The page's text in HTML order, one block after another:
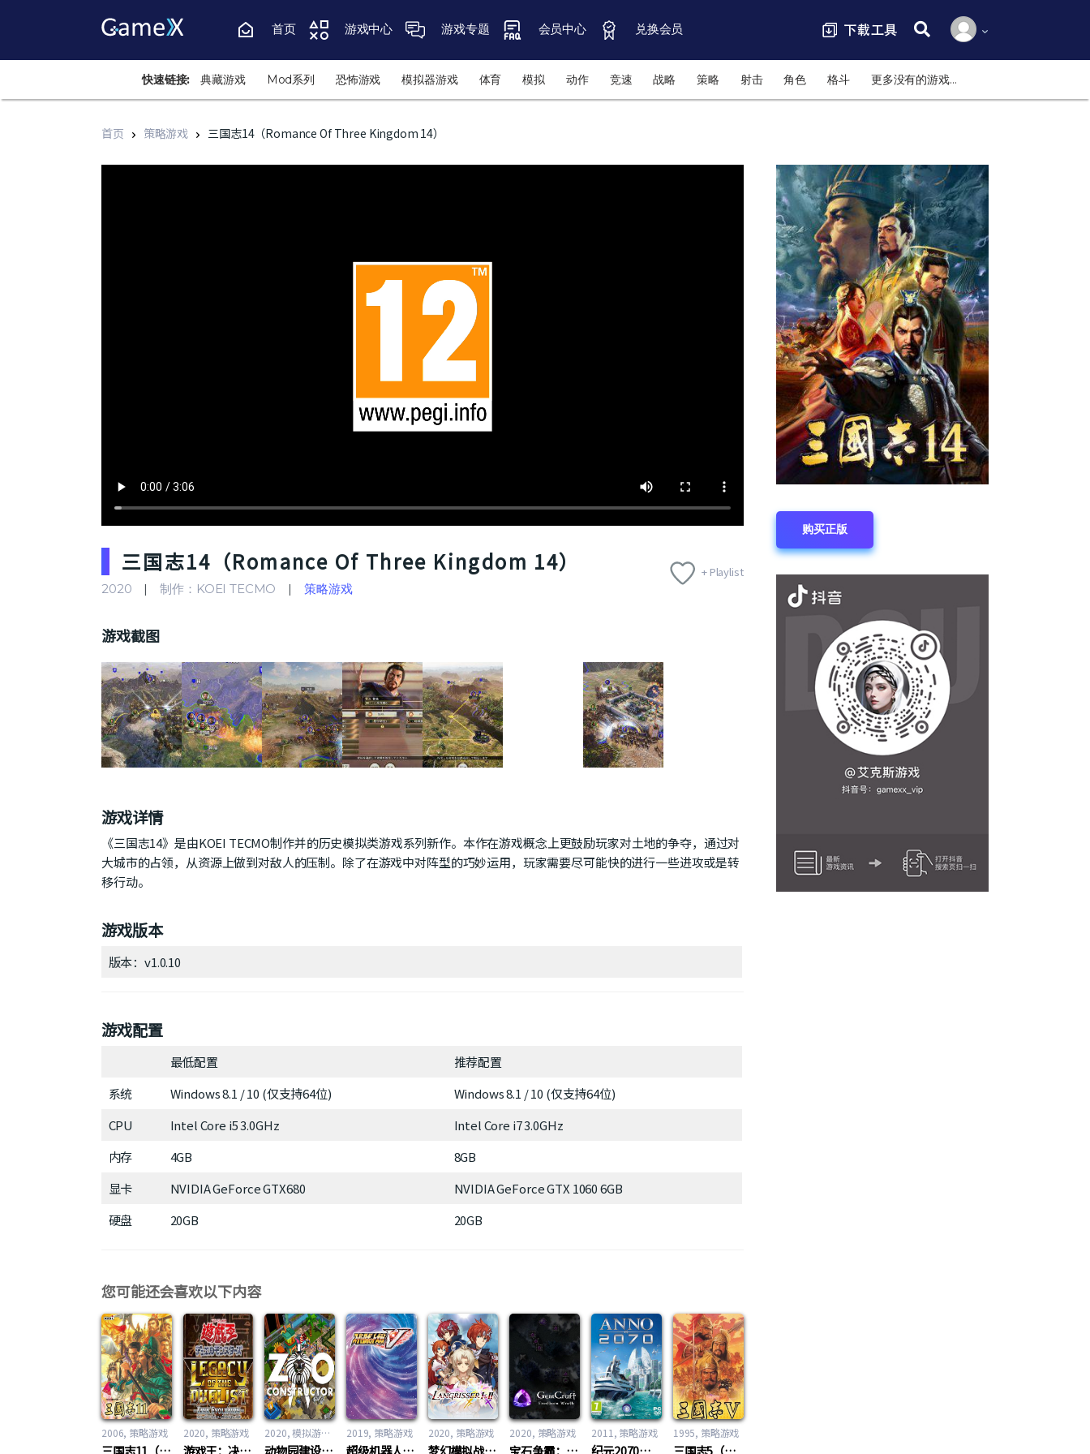
首页 游戏中心 游戏专题 会员中心 兑换会员
搜索:
快速链接: 典藏游戏 Mod系列 恐怖游戏 模拟器游戏 体育 模拟 动作 竞速 战略 策略 射击 角色 格斗 更多没有的游戏…
首页 策略游戏 三国志14（Romance Of Three Kingdom 14）
三国志14（Romance Of Three Kingdom 14）
2020 制作：KOEI TECMO 策略游戏
+ Playlist
游戏截图
游戏详情
《三国志14》是由KOEI TECMO制作并的历史模拟类游戏系列新作。本作在游戏概念上更鼓励玩家对土地的争夺，通过对
大城市的占领，从资源上做到对敌人的压制。除了在游戏中对阵型的巧妙运用，玩家需要尽可能快的进行一些进攻或是转
移行动。
游戏版本
版本：v1.0.10
游戏配置
最低配置
推荐配置
系统
Windows 8.1 / 10 (仅支持64位)
Windows 8.1 / 10 (仅支持64位)
CPU
Intel Core i5 3.0GHz
Intel Core i7 3.0GHz
内存
4GB
8GB
显卡
NVIDIA GeForce GTX680
NVIDIA GeForce GTX 1060 6GB
硬盘
20GB 20GB
您可能还会喜欢以下内容
2006 策略游戏
三国志11（Romance Of Three Kingdom 11）
2020 策略游戏
游戏王：决斗者遗产-链接进化（Yu-Gi-Oh! Legacy of The Duelist – Link Evolution -）En
2020 模拟游戏 策略游戏
动物园建设者（Zoo Constructor）
2019 策略游戏
超级机器人大战V（Super Robot Wars V）
2020 策略游戏
梦幻模拟战1+2（Langrisser I & II）
2020 策略游戏
宝石争霸：寒霜之怒（GemCraft: Frostborn Wrath）
2011 策略游戏
纪元2070（Anno 2070）
1995 策略游戏
三国志5（Romance Of Three Kingdom 5）
购买正版